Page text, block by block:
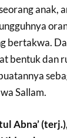
anak,
bertakwa.
bentuk dan
Sallam.
Abna’